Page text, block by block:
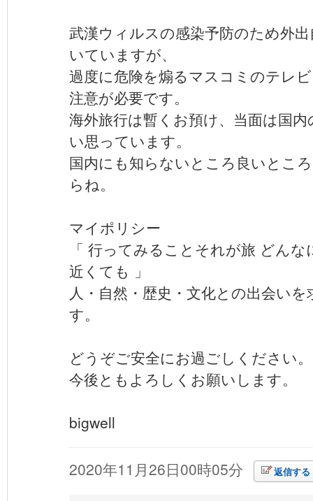
武漢ウィルスの感染予防のため外
いていますが、
過度に危険を煽るマスコミのテレ
注意が必要です。
海外旅行は暫くお預け、当面は国
い思っています。
国内にも知らないところ良いとこ
らね。
マイポリシー
「 行ってみることそれが旅 どん
近くても 」
人・自然・歴史・文化との出会い
す。
どうぞご安全にお過ごしください。
今後ともよろしくお願いします。
bigwell
2020年11月26日00時05分 返信する